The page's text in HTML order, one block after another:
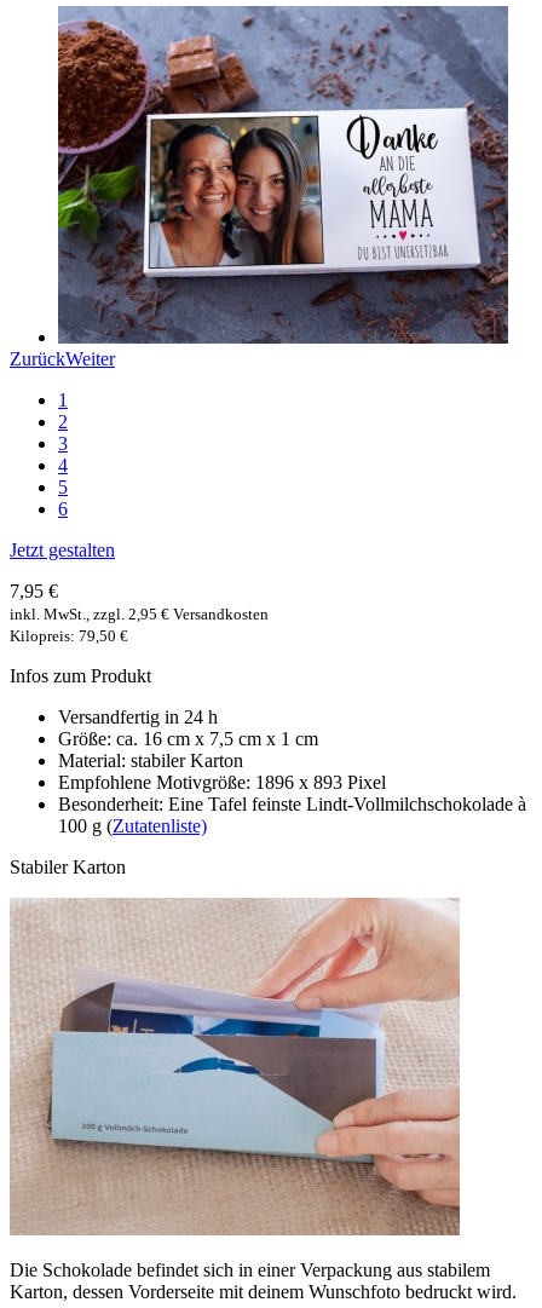
ZurückWeiter
1
2
3
4
5
6
Jetzt gestalten
7,95 €
inkl. MwSt., zzgl. 2,95 € Versandkosten
Kilopreis: 79,50 €
Infos zum Produkt
Versandfertig in 24 h
Größe: ca. 16 cm x 7,5 cm x 1 cm
Material: stabiler Karton
Empfohlene Motivgröße: 1896 x 893 Pixel
Besonderheit: Eine Tafel feinste Lindt-Vollmilchschokolade à
100 g (Zutatenliste)
Stabiler Karton
Die Schokolade befindet sich in einer Verpackung aus stabilem
Karton, dessen Vorderseite mit deinem Wunschfoto bedruckt wird.